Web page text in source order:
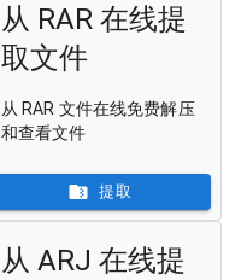
从 RAR 在线提
取文件
从 RAR 文件在线免费解压
和查看文件
提取
从 ARJ 在线提